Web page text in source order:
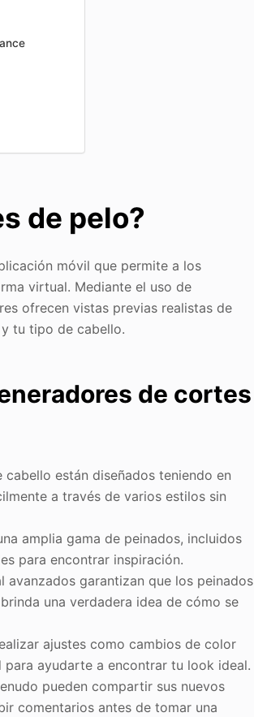
de pelo?
móvil que permite a los
virtual. Mediante el uso de
ofrecen vistas previas realistas de
tu tipo de cabello.
de cortes
están diseñados teniendo en
a través de varios estilos sin
amplia gama de peinados, incluidos
para encontrar inspiración.
garantizan que los peinados
una verdadera idea de cómo se
ajustes como cambios de color
ayudarte a encontrar tu look ideal.
pueden compartir sus nuevos
comentarios antes de tomar una